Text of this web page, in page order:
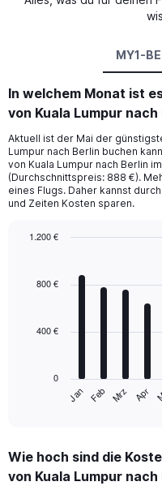
MY1-
In welchem Monat ist
von Kuala Lumpur
Aktuell ist der Mai der
Lumpur nach Berlin buchen
von Kuala Lumpur nach Berlin
(Durchschnittspreis: 888 €).
eines Flugs. Daher kannst
und Zeiten Kosten sparen.
with
The
Range:
12
Jan Feb Mrz Apr
0
400 €
800 €
1.200 €
Wie hoch sind die
von Kuala Lumpur nach